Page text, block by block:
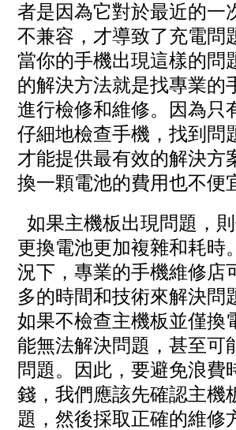
者是因為它對於最近的一
不兼容，才導致了充電問
當你的手機出現這樣的問
的解決方法就是找專業的
進行檢修和維修。因為只
仔細地檢查手機，找到問
才能提供最有效的解決方
換一顆電池的費用也不便
如果主機板出現問題，
更換電池更加複雜和耗時
況下，專業的手機維修店
多的時間和技術來解決問
如果不檢查主機板並僅換
能無法解決問題，甚至可
問題。因此，要避免浪費
錢，我們應該先確認主機
題，然後採取正確的維修